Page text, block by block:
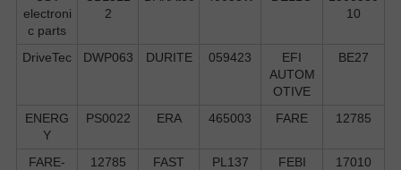
electroni
c parts
2
10
DriveTec DWP063 DURITE 059423
EFI
AUTOM
OTIVE
BE27
ENERG
Y
PS0022 ERA 465003 FARE 12785
FARE-
12785 FAST PL137
FEBI
17010